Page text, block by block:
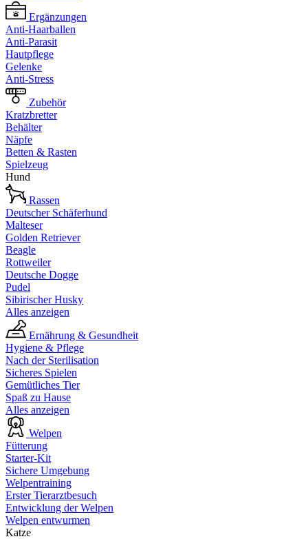
Ergänzungen
Anti-Haarballen
Anti-Parasit
Hautpflege
Gelenke
Anti-Stress
Zubehör
Kratzbretter
Behälter
Näpfe
Betten & Rasten
Spielzeug
Hund
Rassen
Deutscher Schäferhund
Malteser
Golden Retriever
Beagle
Rottweiler
Deutsche Dogge
Pudel
Sibirischer Husky
Alles anzeigen
Ernährung & Gesundheit
Hygiene & Pflege
Nach der Sterilisation
Sicheres Spielen
Gemütliches Tier
Spaß zu Hause
Alles anzeigen
Welpen
Fütterung
Starter-Kit
Sichere Umgebung
Welpentraining
Erster Tierarztbesuch
Entwicklung der Welpen
Welpen entwurmen
Katze